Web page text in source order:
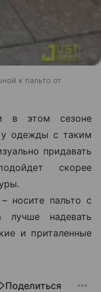
к пальто от
в этом сезоне
одежды с таким
придавать
скорее
носите пальто с
надевать
и приталенные
Поделиться